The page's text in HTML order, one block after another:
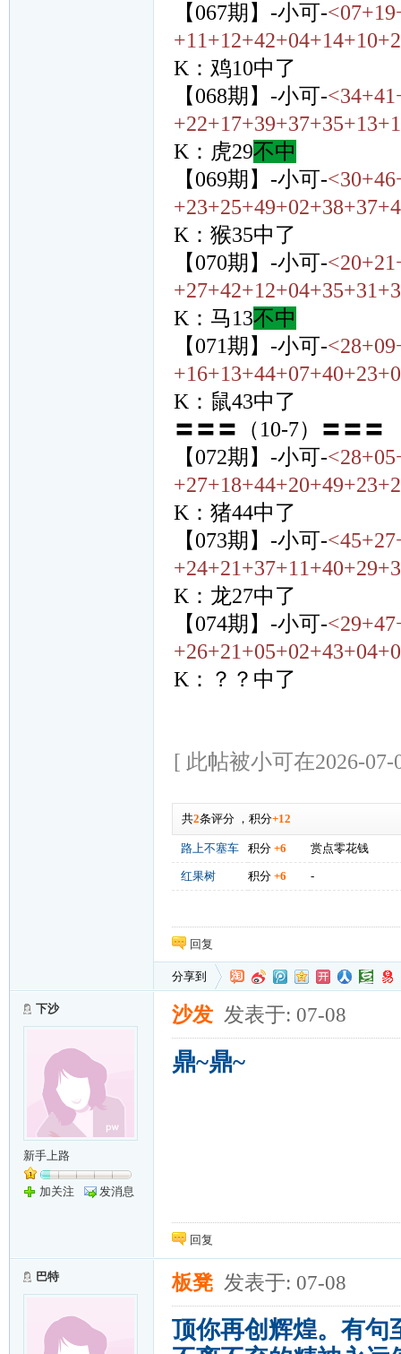
【067期】-小可-
K：鸡10中了
【068期】-小可-
K：虎29不中
【069期】-小可-
K：猴35中了
【070期】-小可-
K：马13不中
【071期】-小可-
K：鼠43中了
〓〓〓（10-7）〓〓〓
【072期】-小可-
K：猪44中了
【073期】-小可-
K：龙27中了
【074期】-小可-
K：？？中了
[ 此帖被小可在2026-
共2条评分， 积分+12
路上不塞车 积分 +6 赏点零花钱
红果树 积分 +6 -
回复
分享到
下沙
新手上路
加关注 发消息
沙发 发表于: 07-08
鼎~鼎~
回复
巴特 板凳 发表于: 07-08
顶你再创辉煌。有句